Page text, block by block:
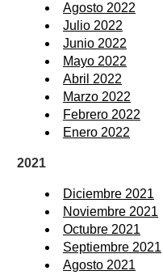
Agosto 2022
Julio 2022
Junio 2022
Mayo 2022
Abril 2022
Marzo 2022
Febrero 2022
Enero 2022
2021
Diciembre 2021
Noviembre 2021
Octubre 2021
Septiembre 2021
Agosto 2021